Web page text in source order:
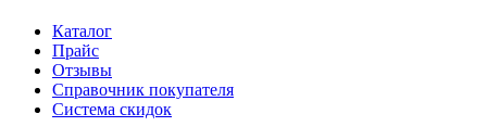
Каталог
Прайс
Отзывы
Справочник покупателя
Система скидок